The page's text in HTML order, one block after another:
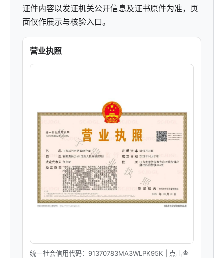
证件内容以发证机关公开信息及证书原件为准，页
面仅作展示与核验入口。
营业执照
统一社会信用代码：91370783MA3WLPK95K | 点击查